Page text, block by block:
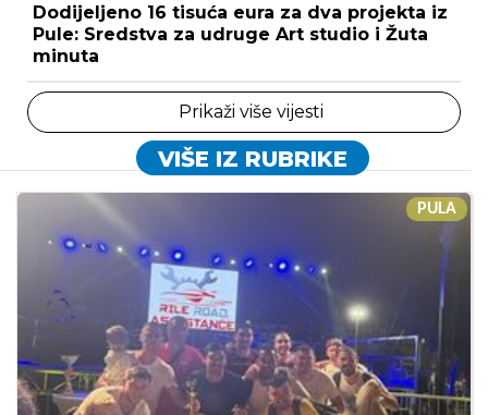
Dodijeljeno 16 tisuća eura za dva projekta iz
Pule: Sredstva za udruge Art studio i Žuta
minuta
Prikaži više vijesti
VIŠE IZ RUBRIKE
PULA